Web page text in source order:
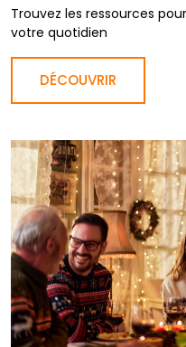
Trouvez les ressources
votre quotidien
DÉCOUVRIR